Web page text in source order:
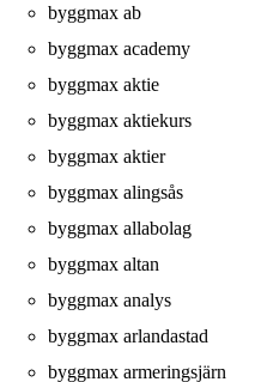
byggmax ab
byggmax academy
byggmax aktie
byggmax aktiekurs
byggmax aktier
byggmax alingsås
byggmax allabolag
byggmax altan
byggmax analys
byggmax arlandastad
byggmax armeringsjärn